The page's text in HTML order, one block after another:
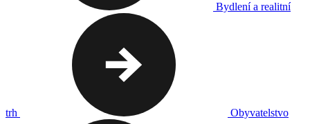
Bydlení a realitní
trh Obyvatelstvo